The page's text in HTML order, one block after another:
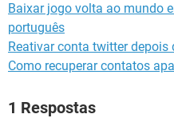
Baixar jogo volta ao mundo
português
Reativar conta twitter depois
Como recuperar contatos
1 Respostas